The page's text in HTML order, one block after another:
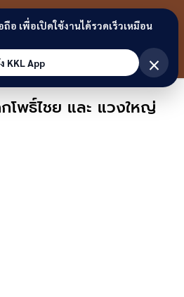
ขอนแก่น
ลิงก์
โพธิ์ไชย และ แวงใหญ่
อ เพื่อเปิดใช้งานได้รวดเร็วเหมือน
KKL App
×